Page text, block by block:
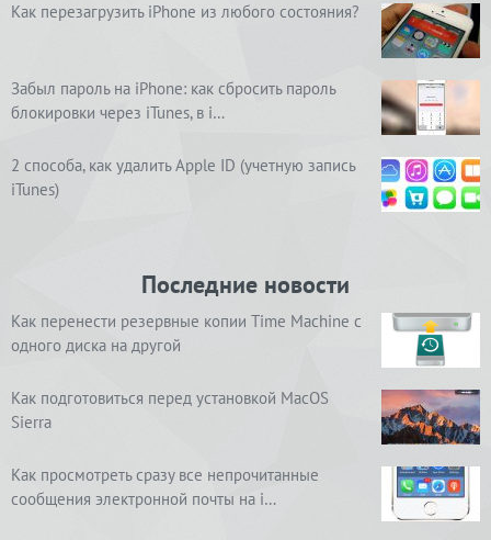
Как перезагрузить iPhone из любого состояния?
Забыл пароль на iPhone: как сбросить пароль
блокировки через iTunes, в i…
2 способа, как удалить Apple ID (учетную запись
iTunes)
Последние новости
Как перенести резервные копии Time Machine с
одного диска на другой
Как подготовиться перед установкой MacOS
Sierra
Как просмотреть сразу все непрочитанные
сообщения электронной почты на i…